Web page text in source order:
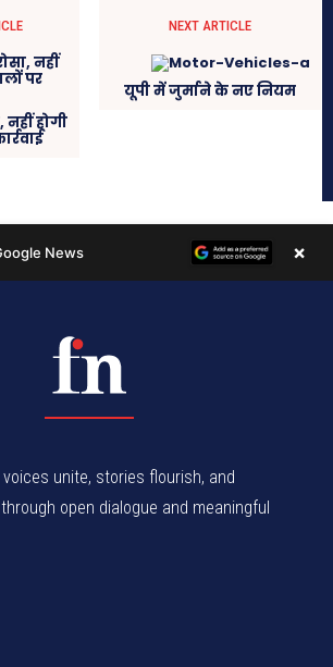
voices unite, stories flourish, and
open dialogue and meaningful